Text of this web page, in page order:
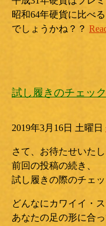
昭和64年硬貨に比べ
でしょうかね？？
試し履きのチェッ
2019年3月16日 土曜日
さて、お待たせいたし
前回の投稿の続き、
試し履きの際のチェ
どんなにカワイイ・
あなたの足の形に合っ